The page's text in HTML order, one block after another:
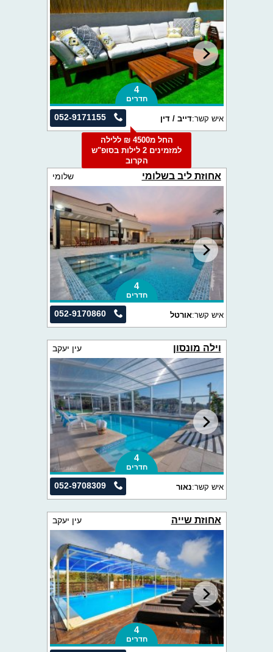
4
חדרים
052-9171155 איש קשר:דייב / דין
החל מ4500 ₪ ללילה
למזמינים 2 לילות בסופ"ש
הקרוב
אחוזת ליב בשלומי שלומי
4
חדרים
052-9170860 איש קשר:אורטל
וילה מונסון עין יעקב
4
חדרים
052-9708309 איש קשר:נאור
אחוזת שייה עין יעקב
4
חדרים